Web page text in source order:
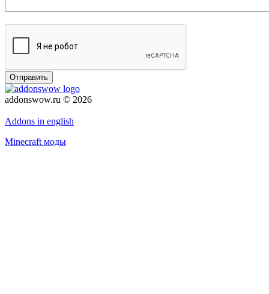
Отправить
addonswow.ru © 2026
Addons in english
Minecraft моды